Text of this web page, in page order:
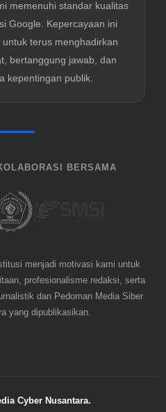
memenuhi standar kualitas
Google. Kepercayaan ini
terus menghadirkan
bertanggung jawab, dan
kepentingan publik.
BERSAMA
menjadi motivasi kami untuk
profesionalisme redaksi, serta
dan Pedoman Media Siber
yang dipublikasikan.
Cyber Nusantara.